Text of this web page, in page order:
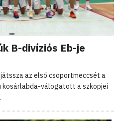
B-divíziós Eb-je
az első csoportmeccsét a
kosárlabda-válogatott a szkopjei